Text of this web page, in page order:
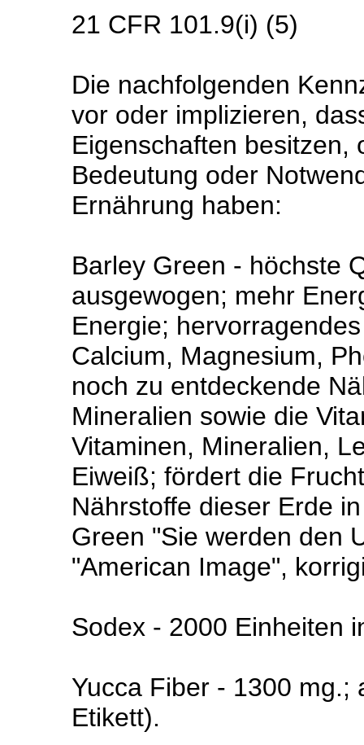
21 CFR 101.9(i) (5)
Die nachfolgenden
vor oder implizieren,
Eigenschaften besitzen,
Bedeutung oder
Ernährung haben:
Barley Green - höchste
ausgewogen; mehr
Energie;
Calcium, Magnesium,
noch zu entdeckende
Mineralien sowie die
Vitaminen, Mineralien,
Eiweiß; fördert die
Nährstoffe dieser Erde
Green "Sie werden den
"American Image",
Sodex - 2000 Einheiten
Yucca Fiber - 1300 mg.;
Etikett).